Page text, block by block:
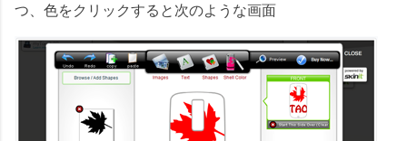
つ、色をクリックすると次のような画面